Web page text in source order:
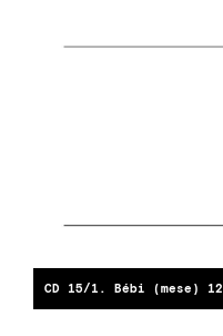
CD 15/1. Bébi (mese) 12